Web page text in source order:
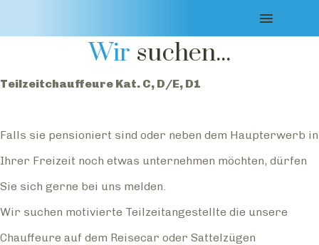
Wir suchen...
Teilzeitchauffeure Kat. C, D/E, D1
Falls sie pensioniert sind oder neben dem Haupterwerb in
Ihrer Freizeit noch etwas unternehmen möchten, dürfen
Sie sich gerne bei uns melden.
Wir suchen motivierte Teilzeitangestellte die unsere
Chauffeure auf dem Reisecar oder Sattelzügen